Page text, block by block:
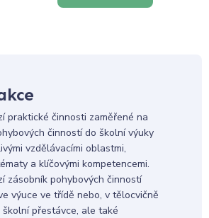
praktické činnosti zaměřené na
činností do školní výuky
vzdělávacími oblastmi,
a klíčovými kompetencemi.
zásobník pohybových činností
výuce ve třídě nebo, v tělocvičně
přestávce, ale také